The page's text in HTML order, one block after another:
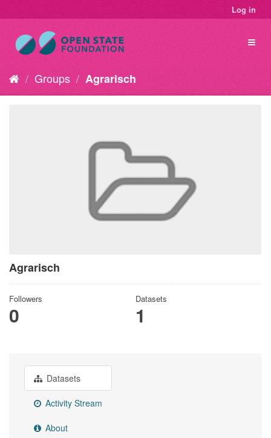
Log in
Groups Agrarisch
Agrarisch
Followers
0
Datasets
1
Datasets
Activity Stream
About